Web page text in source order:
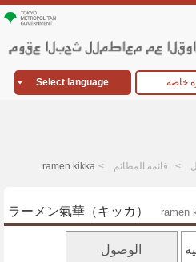
Select language خاصة
قائمة المطائم ramen kikka
ラーメン氣華（キッカ） ramen
الوصول